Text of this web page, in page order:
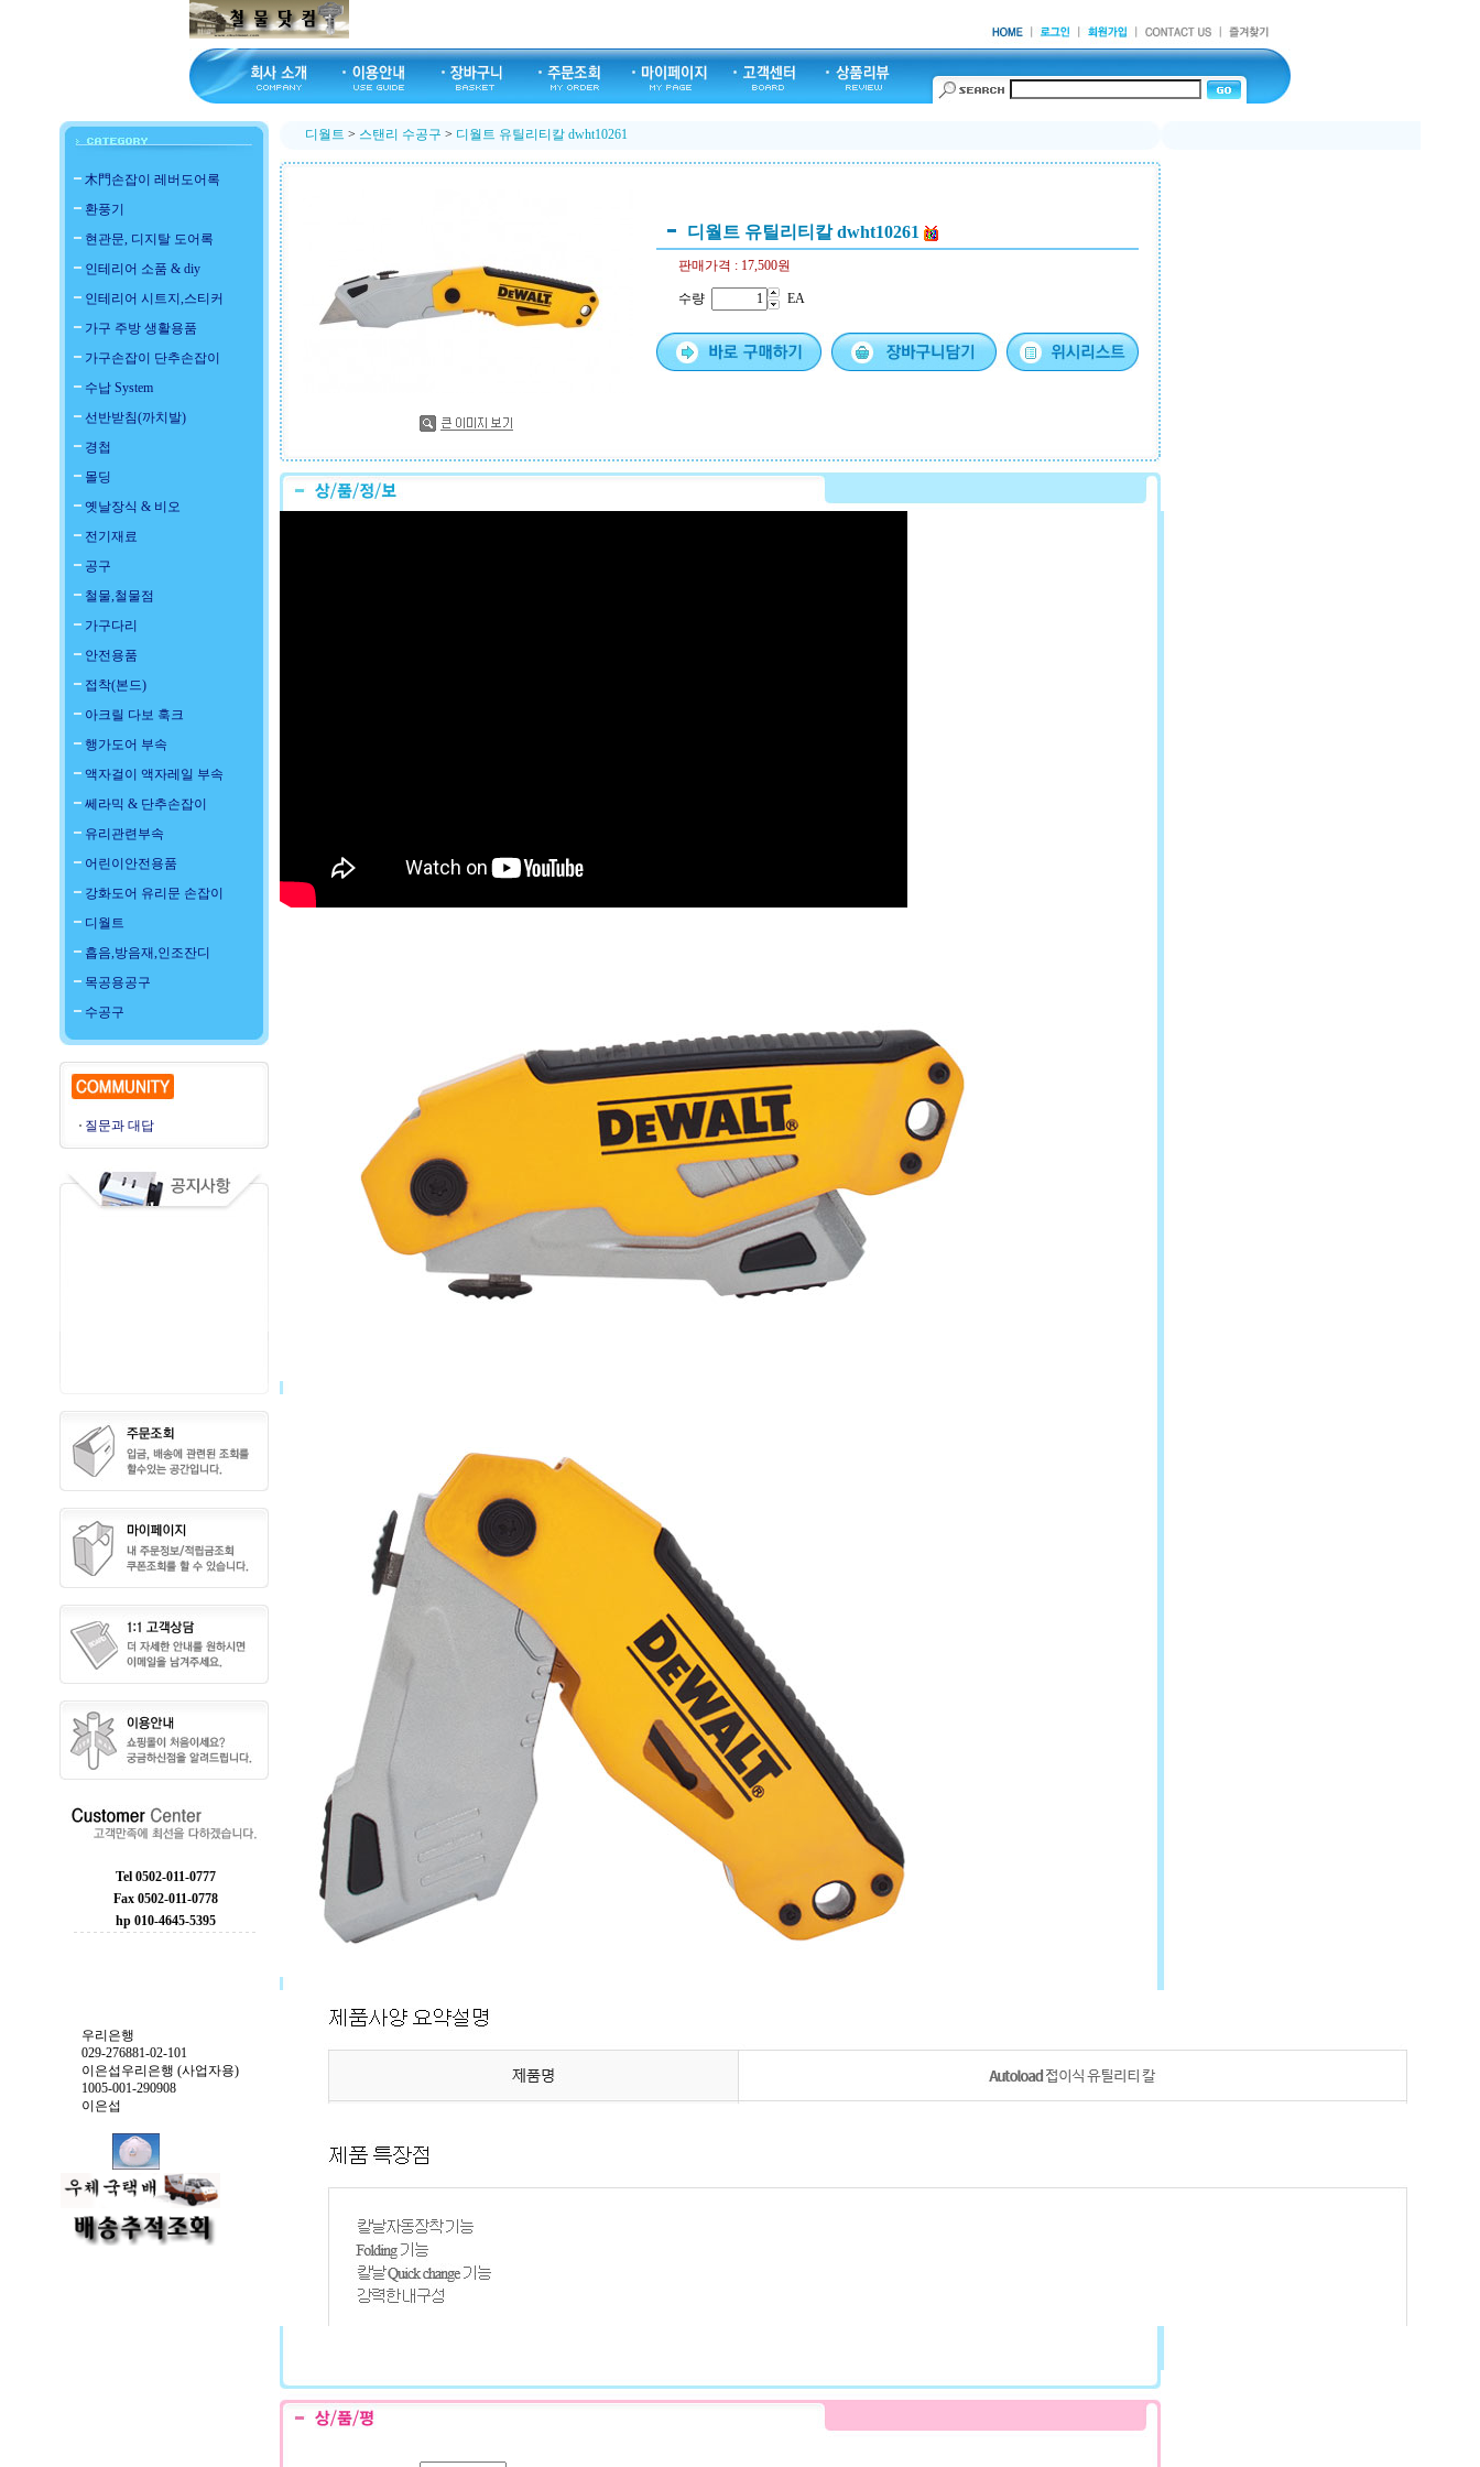
木門손잡이 레버도어록
환풍기
현관문, 디지탈 도어록
인테리어 소품 & diy
인테리어 시트지,스티커
가구 주방 생활용품
가구손잡이 단추손잡이
수납 System
선반받침(까치발)
경첩
몰딩
옛날장식 & 비오
전기재료
공구
철물,철물점
가구다리
안전용품
접착(본드)
아크릴 다보 훅크
행가도어 부속
액자걸이 액자레일 부속
쎄라믹 & 단추손잡이
유리관련부속
어린이안전용품
강화도어 유리문 손잡이
디월트
흡음,방음재,인조잔디
목공용공구
수공구
질문과 대답
Tel 0502-011-0777
Fax 0502-011-0778
hp 010-4645-5395
우리은행
029-276881-02-101
이은섭우리은행 (사업자용)
1005-001-290908
이은섭
디월트 > 스탠리 수공구 > 디월트 유틸리티칼 dwht10261
디월트 유틸리티칼 dwht10261
판매가격 : 17,500원
수량 EA